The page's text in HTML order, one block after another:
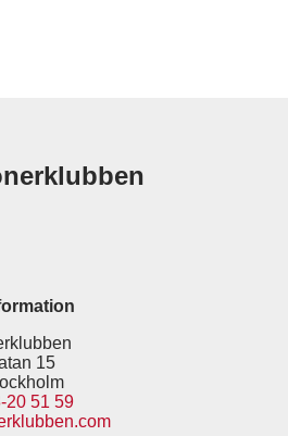
15
20 51 59